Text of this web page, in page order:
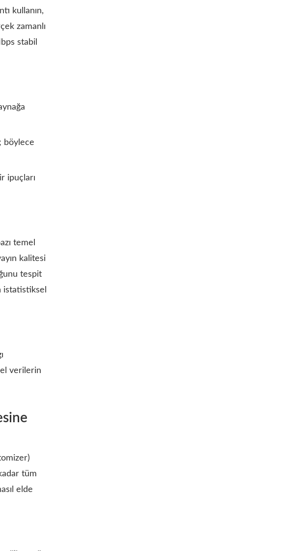
kullanın,
zamanlı
stabil
böylece
ipuçları
temel
kalitesi
tespit
istatistiksel
verilerin
tüm
elde